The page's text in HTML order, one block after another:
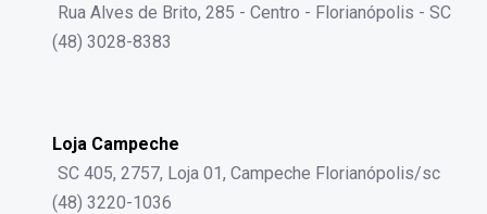
Rua Alves de Brito, 285 - Centro - Florianópolis - SC
(48) 3028-8383
Loja Campeche
SC 405, 2757, Loja 01, Campeche Florianópolis/sc
(48) 3220-1036